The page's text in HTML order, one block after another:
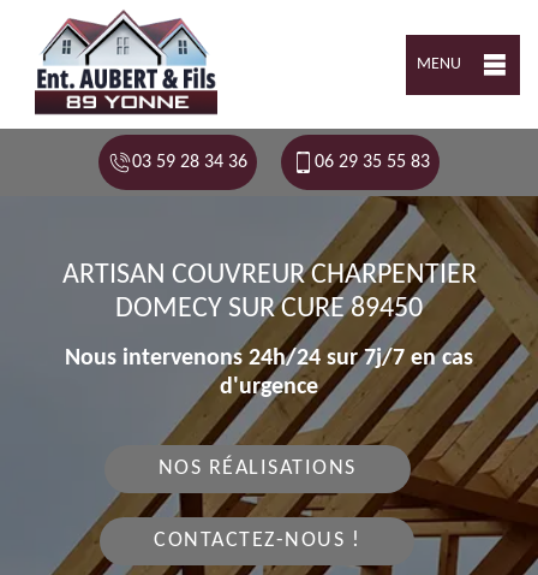
MENU
03 59 28 34 36 06 29 35 55 83
ARTISAN COUVREUR CHARPENTIER
DOMECY SUR CURE 89450
Nous intervenons 24h/24 sur 7j/7 en cas
d'urgence
NOS RÉALISATIONS
CONTACTEZ-NOUS !